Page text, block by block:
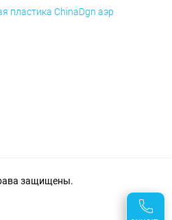
пластика ChinaDgn аэр
защищены.